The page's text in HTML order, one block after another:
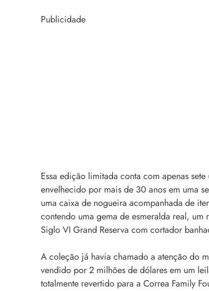
Publicidade
Essa edição limitada conta com apenas
envelhecido por mais de 30 anos em uma
uma caixa de nogueira acompanhada de
contendo uma gema de esmeralda real,
Siglo VI Grand Reserva com cortador
A coleção já havia chamado a atenção do
vendido por 2 milhões de dólares em um
totalmente revertido para a Correa Family